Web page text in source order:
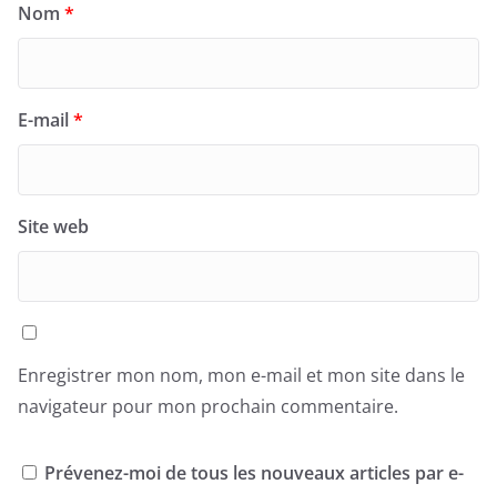
Nom *
E-mail*
Site web
Enregistrer mon nom, mon e-mail et mon site dans le
navigateur pour mon prochain commentaire.
Prévenez-moi de tous les nouveaux articles par e-